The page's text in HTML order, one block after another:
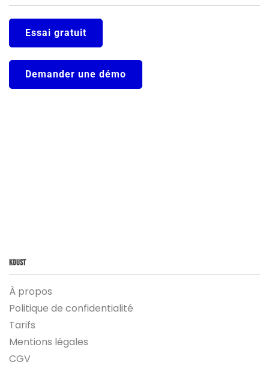
Essai gratuit
Demander une démo
Koust
À propos
Politique de confidentialité
Tarifs
Mentions légales
CGV